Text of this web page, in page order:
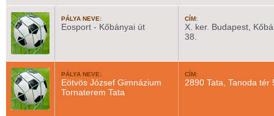
PÁLYA NEVE:
Eosport - Kőbányai út
CÍM:
X. ker. Budapest,
38.
PÁLYA NEVE:
Eötvös József Gimnázium
Tornaterem Tata
CÍM:
2890 Tata, Tanoda tér